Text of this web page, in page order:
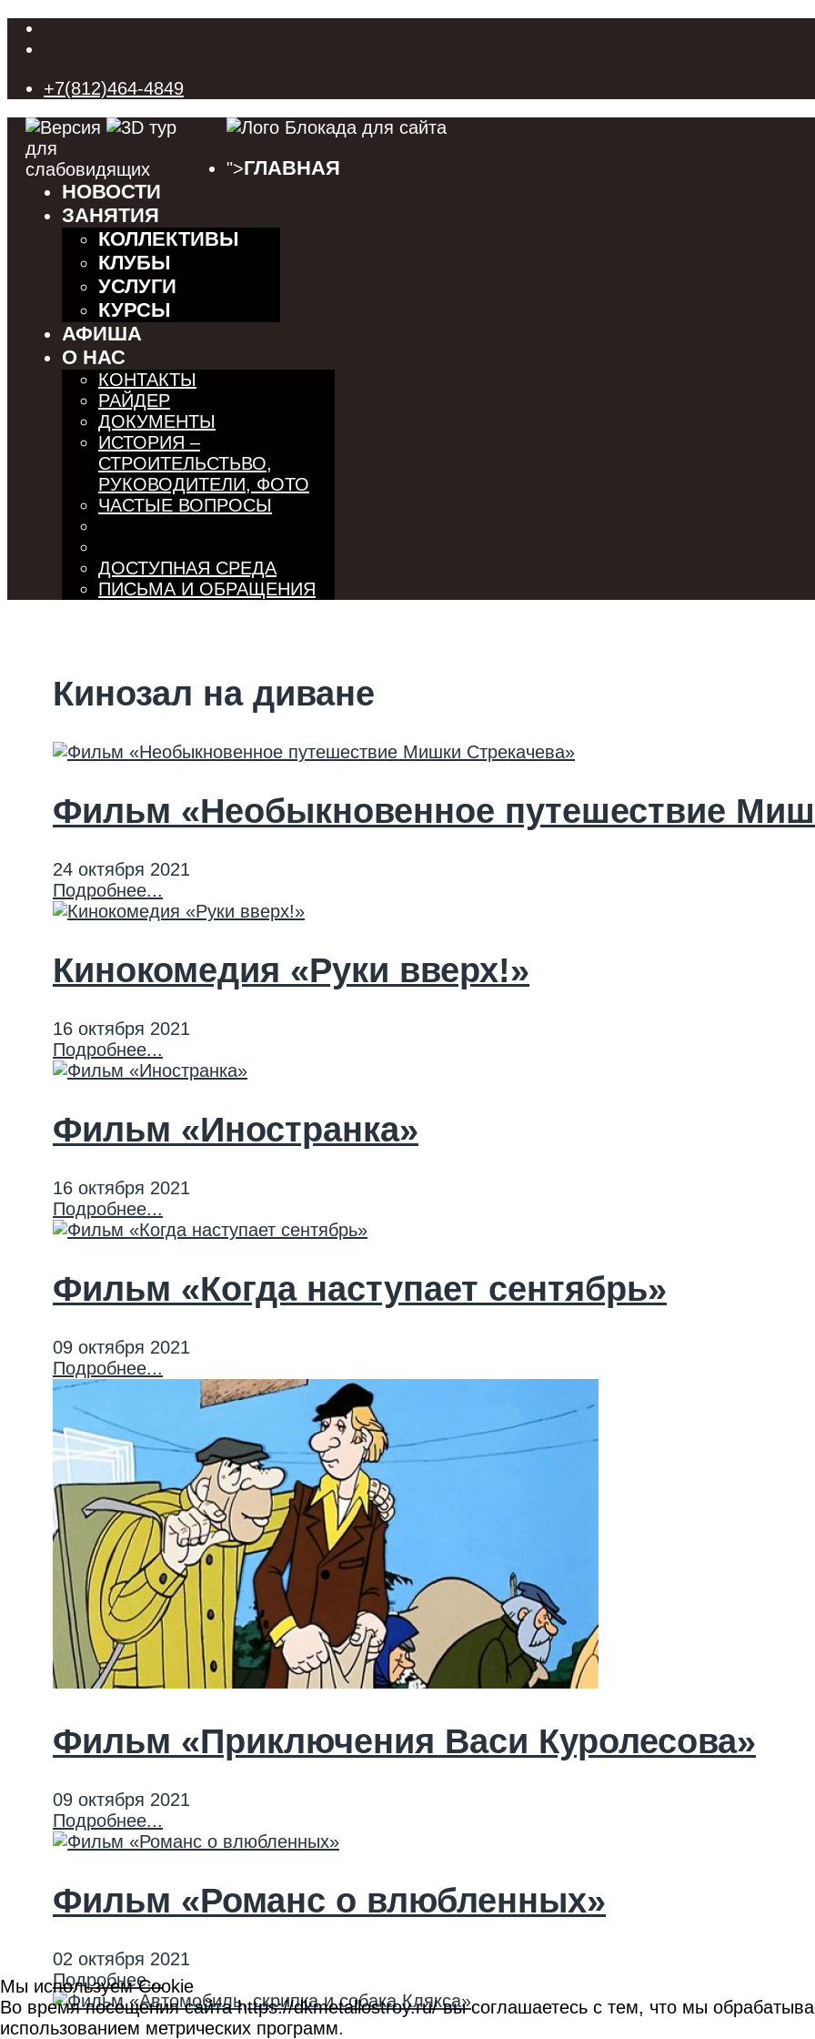
+7(812)464-4849
">ГЛАВНАЯ
НОВОСТИ
ЗАНЯТИЯ
КОЛЛЕКТИВЫ
КЛУБЫ
УСЛУГИ
КУРСЫ
АФИША
О НАС
КОНТАКТЫ
РАЙДЕР
ДОКУМЕНТЫ
ИСТОРИЯ –
СТРОИТЕЛЬСТЬВО,
РУКОВОДИТЕЛИ, ФОТО
ЧАСТЫЕ ВОПРОСЫ
ДОСТУПНАЯ СРЕДА
ПИСЬМА И ОБРАЩЕНИЯ
Кинозал на диване
Фильм «Необыкновенное путешествие
24 октября 2021
Подробнее...
Кинокомедия «Руки вверх!»
16 октября 2021
Подробнее...
Фильм «Иностранка»
16 октября 2021
Подробнее...
Фильм «Когда наступает сентябрь»
09 октября 2021
Подробнее...
Фильм «Приключения Васи Куролесова»
09 октября 2021
Подробнее...
Фильм «Романс о влюбленных»
02 октября 2021
Подробнее...
Мы используем Cookie
Во время посещения сайта https://dkmetallostroy.ru/ вы соглашаетесь с тем, что мы
использованием метрических программ.